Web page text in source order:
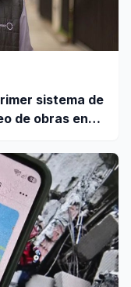
sistema de
de obras en